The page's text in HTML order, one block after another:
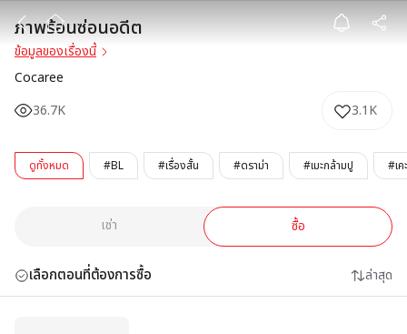
ภาพร้อนซ่อนอดี
ภาพร้อนซ่อนอดีต
ข้อมูลของเรื่องนี้
Cocaree
36.7K
3.1K
ดูทั้งหมด #BL #เรื่องสั้น #ดราม่า #เมะกล้ามปู #เ
เช่า ซื้อ
เลือกตอนที่ต้องการซื้อ ล่าสุด